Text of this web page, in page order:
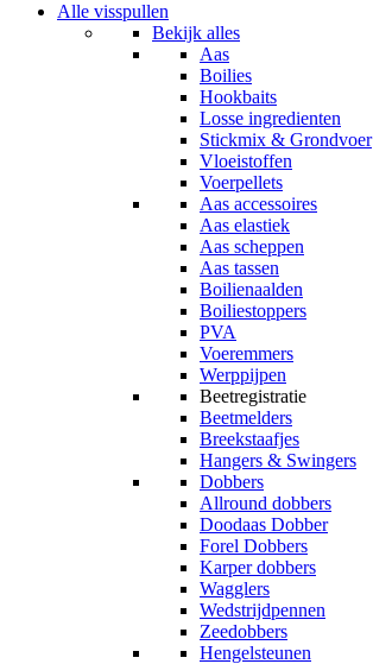
Alle visspullen
Bekijk alles
Aas
Boilies
Hookbaits
Losse ingredienten
Stickmix & Grondvoer
Vloeistoffen
Voerpellets
Aas accessoires
Aas elastiek
Aas scheppen
Aas tassen
Boilienaalden
Boiliestoppers
PVA
Voeremmers
Werppijpen
Beetregistratie
Beetmelders
Breekstaafjes
Hangers & Swingers
Dobbers
Allround dobbers
Doodaas Dobber
Forel Dobbers
Karper dobbers
Wagglers
Wedstrijdpennen
Zeedobbers
Hengelsteunen